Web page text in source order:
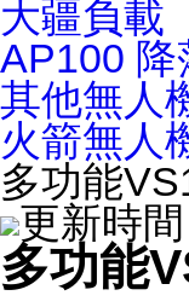
大疆負載
AP100 降
其他無人
火箭無人
多功能
更新時
多功能